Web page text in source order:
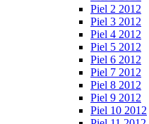
Piel 2 2012
Piel 3 2012
Piel 4 2012
Piel 5 2012
Piel 6 2012
Piel 7 2012
Piel 8 2012
Piel 9 2012
Piel 10 2012